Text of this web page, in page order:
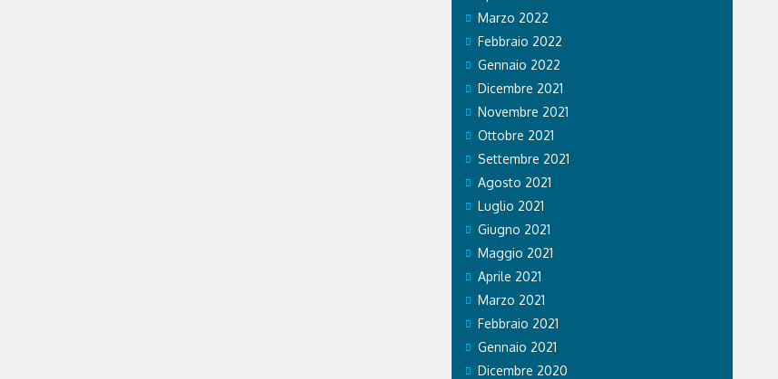
Marzo 2022
Febbraio 2022
Gennaio 2022
Dicembre 2021
Novembre 2021
Ottobre 2021
Settembre 2021
Agosto 2021
Luglio 2021
Giugno 2021
Maggio 2021
Aprile 2021
Marzo 2021
Febbraio 2021
Gennaio 2021
Dicembre 2020